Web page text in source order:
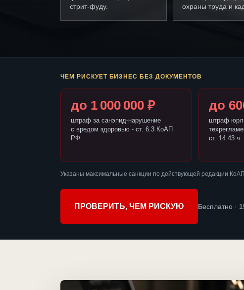
стрит-фуду.
охраны труда и
ЧЕМ РИСКУЕТ БИЗНЕС БЕЗ ДОКУМЕНТОВ
до 1 000 000 ₽
штраф за санэпид-нарушение
с вредом здоровью - ст. 6.3 КоАП
РФ
до
штраф
ст. 14.43
Указаны максимальные санкции по действующей редакции
ПРОВЕРИТЬ, ЧЕМ РИСКУЮ Бесплатно ·